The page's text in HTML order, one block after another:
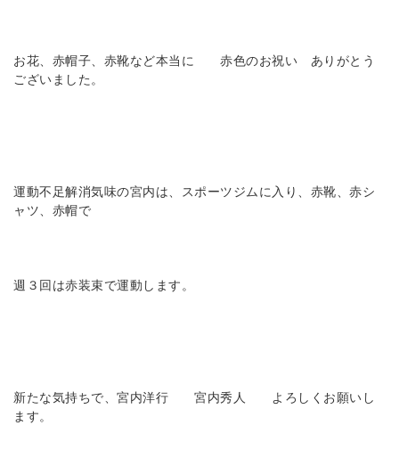
お花、赤帽子、赤靴など本当に 赤色のお祝い ありがとう
ございました。
運動不足解消気味の宮内は、スポーツジムに入り、赤靴、赤シ
ャツ、赤帽で
週３回は赤装束で運動します。
新たな気持ちで、宮内洋行 宮内秀人 よろしくお願いし
ます。